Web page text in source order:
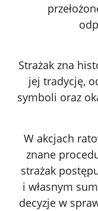
Strażak zna
jej tradycję,
symboli oraz
W akcjach
znane
strażak
i własnym
decyzje w